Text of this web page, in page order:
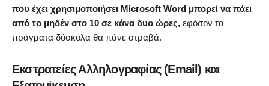
που έχει χρησιμοποιήσει Microsoft Word μπορεί να πάει
από το μηδέν στο 10 σε κάνα δυο ώρες, εφόσον τα
πράγματα δύσκολα θα πάνε στραβά.
Εκστρατείες Αλληλογραφίας (Email) και